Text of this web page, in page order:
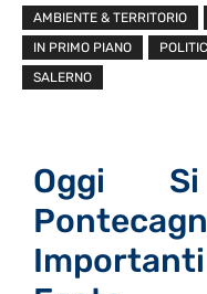
AMBIENTE & TERRITORIO
IN PRIMO PIANO
SALERNO
Oggi